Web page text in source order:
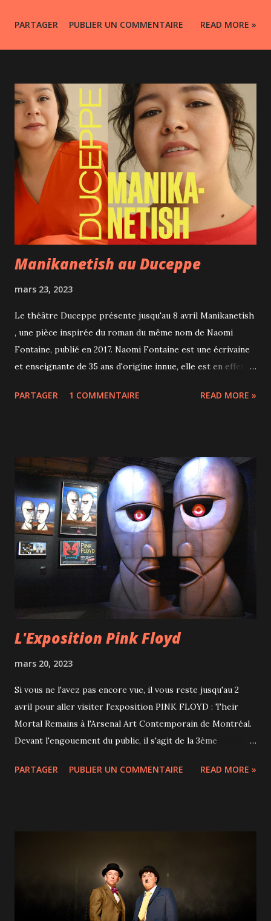
PARTAGER PUBLIER UN COMMENTAIRE READ MORE »
Manikanetish au Duceppe
mars 23, 2023
Le théâtre Duceppe présente jusqu'au 8 avril Manikanetish
, une pièce inspirée du roman du même nom de Naomi
Fontaine, publié en 2017. Naomi Fontaine est une écrivaine
et enseignante de 35 ans d'origine innue, elle est en effet
Montréal!). Dans Manikanetish, la jeune femme nous parle
amis et sa vie à Québec pour revenir 15 ans après son
départ enseigner le français à Uashat dans une école
secondaire. Jeune prof inexpérimentée, elle tente de
retrouver ses racines et se rend rapidement compte qu'elle
a intérêt à adapter son enseignement à ses élèves, difficiles
mais terriblement attachants. Vue tout d'abord comme une
étrangère, peu sûre de sa maîtrise de la langue innue, elle
apprend peu à peu à connaître ses élèves, les enjeux qu'ils...
PARTAGER 1 COMMENTAIRE READ MORE »
L'Exposition Pink Floyd
mars 20, 2023
Si vous ne l'avez pas encore vue, il vous reste jusqu'au 2
avril pour aller visiter l'exposition PINK FLOYD : Their
Mortal Remains à l'Arsenal Art Contemporain de Montréal.
Devant l'engouement du public, il s'agit de la 3ème
britannique Pink Floyd! L’exposition Their Mortal Remains
000 billets ont déjà été vendus. Des musées de New York
et Paris semblent également intéressés pour la suite. Pink
Floyd est un groupe de rock londonien formé en 1965,
connu pour sa musique expérimentale, ses tubes/albums
PARTAGER PUBLIER UN COMMENTAIRE READ MORE »